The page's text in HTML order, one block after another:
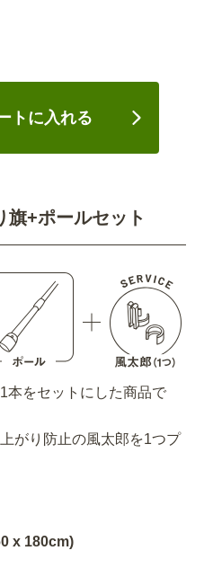
トに入れる
旗+ポールセット
本をセットにした商品で
がり防止の風太郎を1つプ
x 180cm)